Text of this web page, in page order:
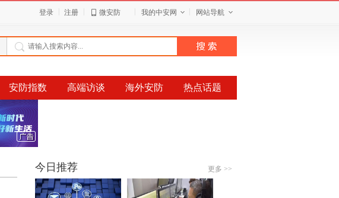
登录 注册 微安防 我的中安网 网站导航
安防指数 高端访谈 海外安防 热点话题
今日推荐 更多 >>